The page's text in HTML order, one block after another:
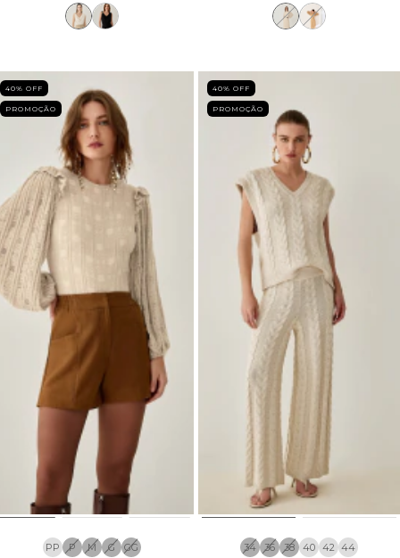
40% OFF
PROMOÇÃO
PP P M G GG
40% OFF
PROMOÇÃO
34 36 38 40 42 44